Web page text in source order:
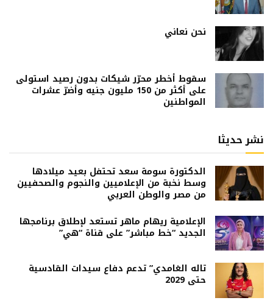
نحن نعاني
سقوط أخطر محرّر شيكات بدون رصيد استولى
على أكثر من 150 مليون جنيه وأضرّ عشرات
المواطنين
نشر حديثا
الدكتورة سومة سعد تحتفل بعيد ميلادها
وسط نخبة من الإعلاميين والنجوم والصحفيين
من مصر والوطن العربي
الإعلامية ريهام ماهر تستعد لإطلاق برنامجها
الجديد “خط مباشر” على قناة “هي”
تاله الغامدي” تدعم دفاع سيدات القادسية
حتى 2029